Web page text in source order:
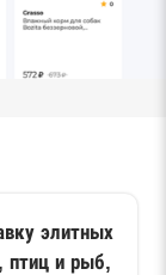
элитных
птиц и рыб,